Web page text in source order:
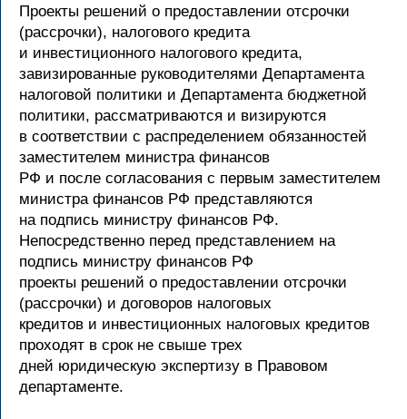
Проекты решений о предоставлении отсрочки
(рассрочки), налогового кредита
и инвестиционного налогового кредита,
завизированные руководителями Департамента
налоговой политики и Департамента бюджетной
политики, рассматриваются и визируются
в соответствии с распределением обязанностей
заместителем министра финансов
РФ и после согласования с первым заместителем
министра финансов РФ представляются
на подпись министру финансов РФ.
Непосредственно перед представлением на
подпись министру финансов РФ
проекты решений о предоставлении отсрочки
(рассрочки) и договоров налоговых
кредитов и инвестиционных налоговых кредитов
проходят в срок не свыше трех
дней юридическую экспертизу в Правовом
департаменте.